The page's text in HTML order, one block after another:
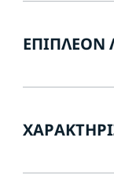
ΕΠΙΠΛΈΟΝ